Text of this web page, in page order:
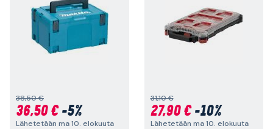
38,50 €
36,50 €-5%
Lähetetään ma 10. elokuuta
31,10 €
27,90 €-10%
Lähetetään ma 10. elokuuta